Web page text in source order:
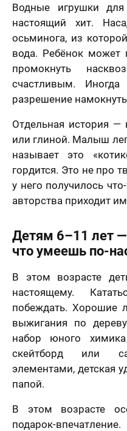
Водные игрушки
настоящий хит.
осьминога, из
вода. Ребёнок может
промокнуть
счастливым.
разрешение
Отдельная история —
или глиной. Малыш
называет это
гордится. Это не про
у него получилось
авторства приходит
Детям 6–11 лет
что умеешь по-
В этом возрасте
настоящему.
побеждать. Хорошие
выжигания по
набор юного
скейтборд или
элементами, детская
папой.
В этом возрасте
подарок-